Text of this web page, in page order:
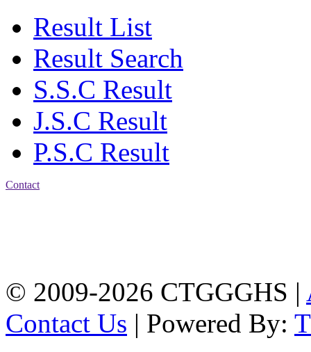
Result List
Result Search
S.S.C Result
J.S.C Result
P.S.C Result
Contact
© 2009-2026 CTGGGHS |
Contact Us | Powered By: